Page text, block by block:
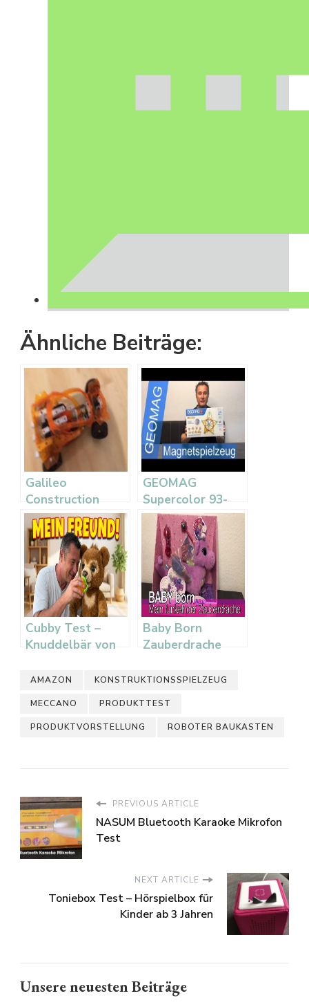
Ähnliche Beiträge:
Galileo
Construction
Challenge Test –
Clementoni
GEOMAG
Supercolor 93-
teilig Test –
Magnetspielzeug
für Kinder
Cubby Test –
Knuddelbär von
Friends
Baby Born
Zauberdrache
Interaktiver
AMAZON KONSTRUKTIONSSPIELZEUG
MECCANO PRODUKTTEST
PRODUKTVORSTELLUNG ROBOTER BAUKASTEN
PREVIOUS ARTICLE
NASUM Bluetooth Karaoke Mikrofon
Test
NEXT ARTICLE
Toniebox Test – Hörspielbox für
Kinder ab 3 Jahren
Unsere neuesten Beiträge